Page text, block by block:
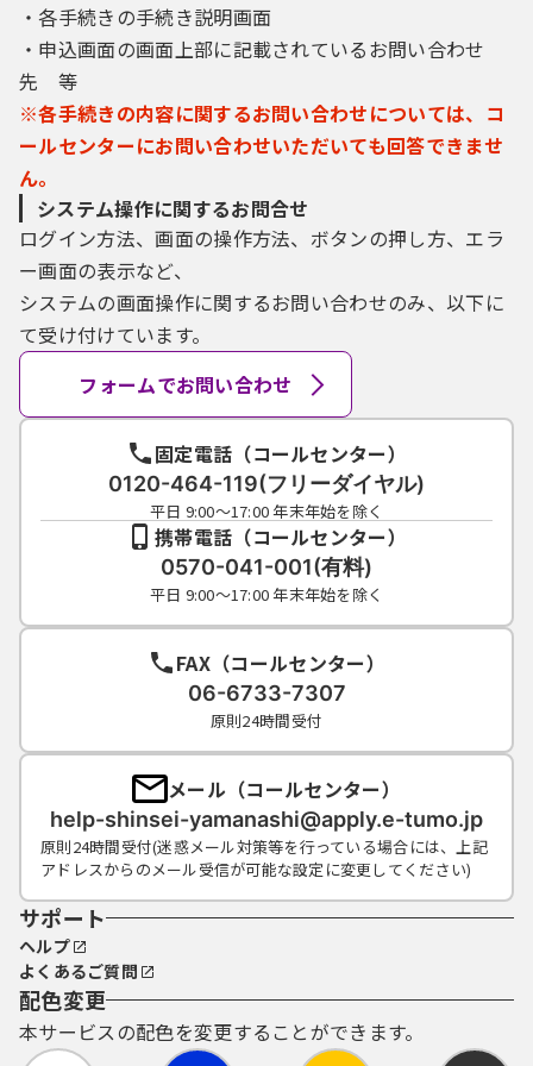
・各手続きの手続き説明画面
・申込画面の画面上部に記載されているお問い合わせ
先 等
※各手続きの内容に関するお問い合わせについては、コ
ールセンターにお問い合わせいただいても回答できませ
ん。
システム操作に関するお問合せ
ログイン方法、画面の操作方法、ボタンの押し方、エラ
ー画面の表示など、
システムの画面操作に関するお問い合わせのみ、以下に
て受け付けています。
フォームでお問い合わせ
固定電話（コールセンター）
0120-464-119(フリーダイヤル)
平日 9:00～17:00 年末年始を除く
携帯電話（コールセンター）
0570-041-001(有料)
平日 9:00～17:00 年末年始を除く
FAX（コールセンター）
06-6733-7307
原則24時間受付
メール（コールセンター）
help-shinsei-yamanashi@apply.e-tumo.jp
原則24時間受付(迷惑メール対策等を行っている場合には、上記
アドレスからのメール受信が可能な設定に変更してください)
サポート
ヘルプ
よくあるご質問
配色変更
本サービスの配色を変更することができます。